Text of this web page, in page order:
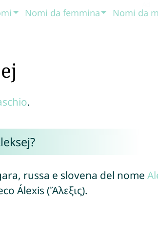
Nomi da femmina Nomi da
.
russa e slovena del nome
Álexis (Ἄλεξις).